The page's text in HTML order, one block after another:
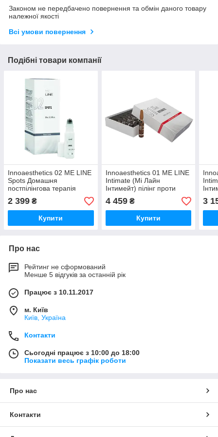
Законом не передбачено повернення та обмін даного товару
належної якості
Всі умови повернення
Подібні товари компанії
Innoaesthetics 02 ME LINE
Spots Домашня
постпілінгова терапія
осередкової
гіперпігментації, 10 мл
2 399 ₴
Купити
Innoaesthetics 01 ME LINE
Intimate (Мі Лайн
Інтимейт) пілінг проти
гіперпігментації в інтимних
зонах, 6×2 мл
4 459₴
Купити
3
Про нас
Рейтинг не сформований
Менше 5 відгуків за останній рік
Працює з 10.11.2017
м. Київ
Київ, Україна
Контакти
Сьогодні працює з 10:00 до 18:00
Показати весь графік роботи
Про нас
Контакти